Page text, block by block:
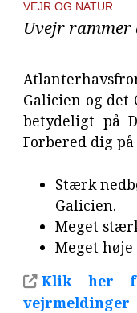
VEJR OG NATUR
Uvejr rammer
Galicien og det
betydeligt på
Forbered dig
Stærk
Galicien.
Meget
Meget
Klik her
vejrmeldinger